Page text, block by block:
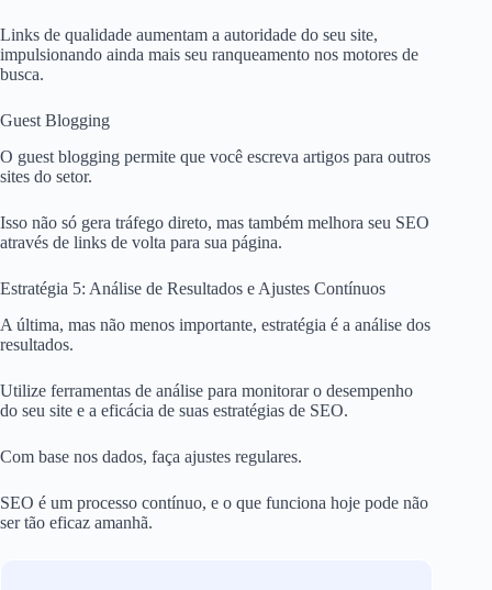
Links de qualidade aumentam a autoridade do seu site,
impulsionando ainda mais seu ranqueamento nos motores de
busca.
Guest Blogging
O guest blogging permite que você escreva artigos para outros
sites do setor.
Isso não só gera tráfego direto, mas também melhora seu SEO
através de links de volta para sua página.
Estratégia 5: Análise de Resultados e Ajustes Contínuos
A última, mas não menos importante, estratégia é a análise dos
resultados.
Utilize ferramentas de análise para monitorar o desempenho
do seu site e a eficácia de suas estratégias de SEO.
Com base nos dados, faça ajustes regulares.
SEO é um processo contínuo, e o que funciona hoje pode não
ser tão eficaz amanhã.